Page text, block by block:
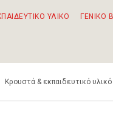
ΥΛΙΚΟ ΓΕΝΙΚΟ
Κρουστά & εκπαιδευτικό υλικό